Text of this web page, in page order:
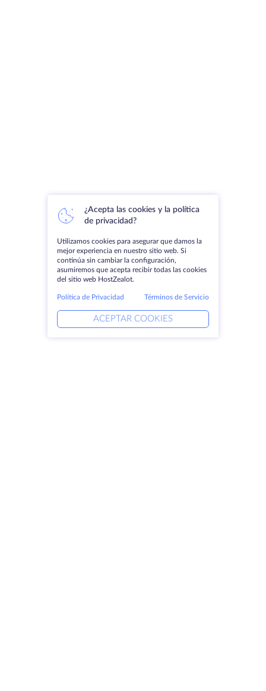
¿Acepta las cookies y la política
de privacidad?
Utilizamos cookies para asegurar que damos la
mejor experiencia en nuestro sitio web. Si
continúa sin cambiar la configuración,
asumiremos que acepta recibir todas las cookies
del sitio web HostZealot.
Política de Privacidad Términos de Servicio
ACEPTAR COOKIES